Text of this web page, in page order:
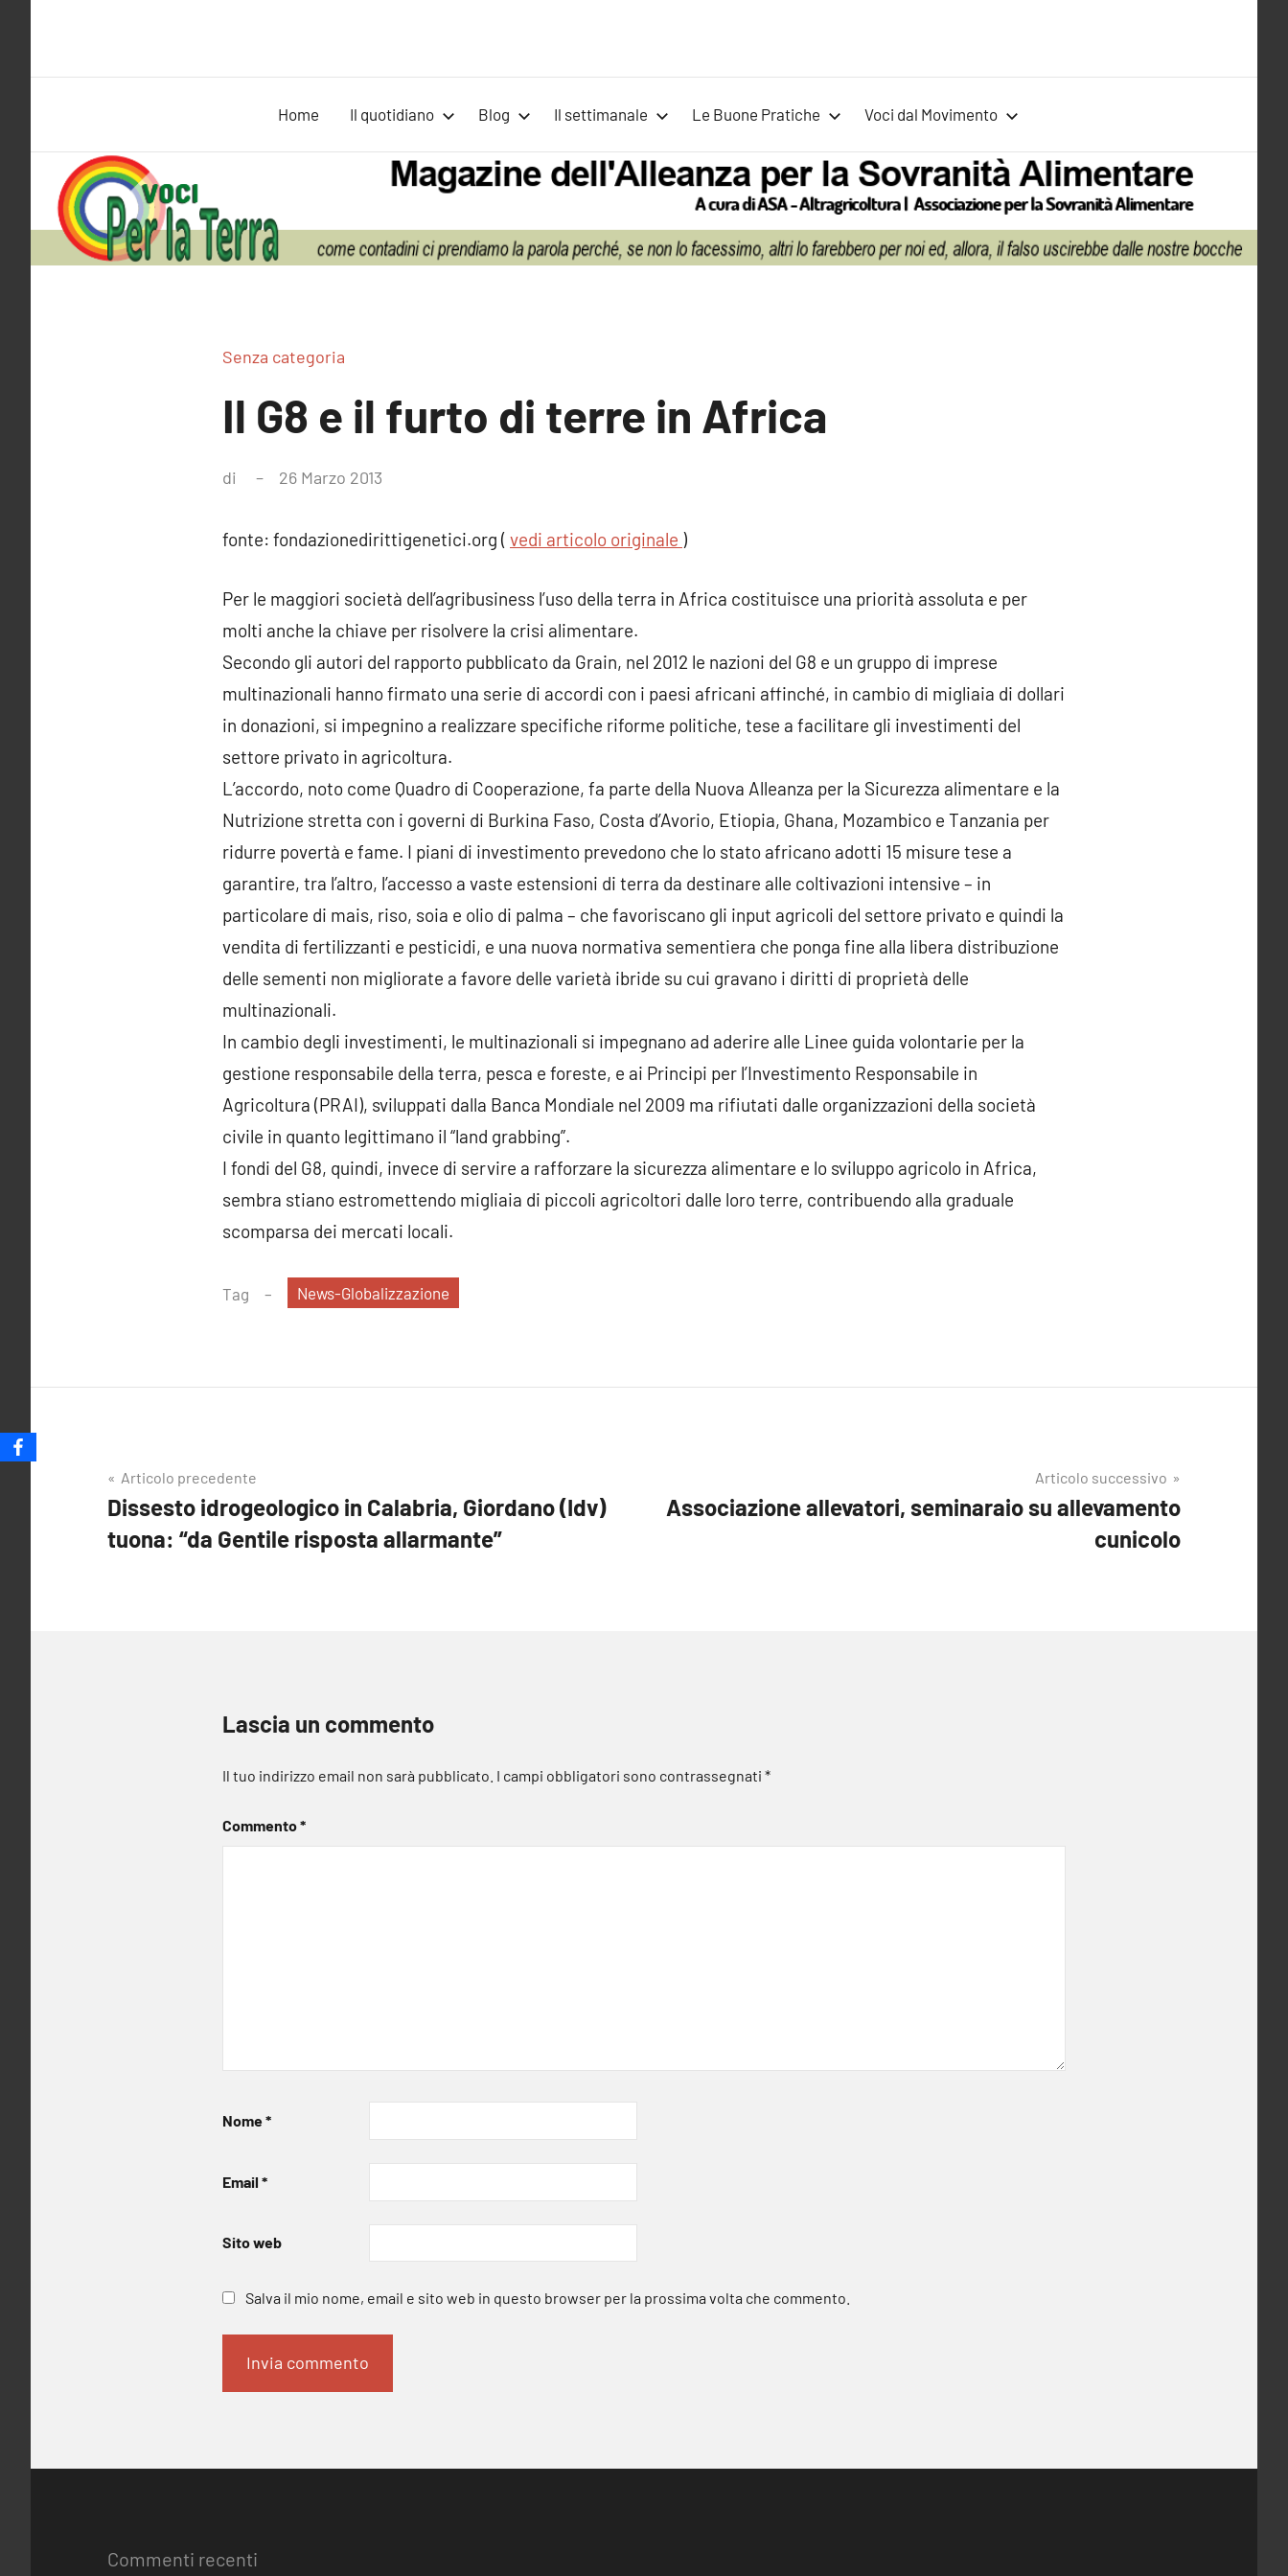
per
la
Terra
Alleanza
Sovranità
Alimentare
Home Il quotidiano Blog Il settimanale Le Buone Pratiche Voci dal Movimento
Senza categoria
Il G8 e il furto di terre in Africa
di 26 Marzo 2013
fonte: fondazionedirittigenetici.org ( vedi articolo originale )
Per le maggiori società dell’agribusiness l’uso della terra in Africa costituisce una priorità assoluta e per
molti anche la chiave per risolvere la crisi alimentare.
Secondo gli autori del rapporto pubblicato da Grain, nel 2012 le nazioni del G8 e un gruppo di imprese
multinazionali hanno firmato una serie di accordi con i paesi africani affinché, in cambio di migliaia di dollari
in donazioni, si impegnino a realizzare specifiche riforme politiche, tese a facilitare gli investimenti del
settore privato in agricoltura.
L’accordo, noto come Quadro di Cooperazione, fa parte della Nuova Alleanza per la Sicurezza alimentare e la
Nutrizione stretta con i governi di Burkina Faso, Costa d’Avorio, Etiopia, Ghana, Mozambico e Tanzania per
ridurre povertà e fame. I piani di investimento prevedono che lo stato africano adotti 15 misure tese a
garantire, tra l’altro, l’accesso a vaste estensioni di terra da destinare alle coltivazioni intensive – in
particolare di mais, riso, soia e olio di palma – che favoriscano gli input agricoli del settore privato e quindi la
vendita di fertilizzanti e pesticidi, e una nuova normativa sementiera che ponga fine alla libera distribuzione
delle sementi non migliorate a favore delle varietà ibride su cui gravano i diritti di proprietà delle
multinazionali.
In cambio degli investimenti, le multinazionali si impegnano ad aderire alle Linee guida volontarie per la
gestione responsabile della terra, pesca e foreste, e ai Principi per l’Investimento Responsabile in
Agricoltura (PRAI), sviluppati dalla Banca Mondiale nel 2009 ma rifiutati dalle organizzazioni della società
civile in quanto legittimano il “land grabbing”.
I fondi del G8, quindi, invece di servire a rafforzare la sicurezza alimentare e lo sviluppo agricolo in Africa,
sembra stiano estromettendo migliaia di piccoli agricoltori dalle loro terre, contribuendo alla graduale
scomparsa dei mercati locali.
Tag News-Globalizzazione
Navigazione
articoli
Articolo precedente
Dissesto idrogeologico in Calabria, Giordano (Idv)
tuona: “da Gentile risposta allarmante”
Articolo successivo
Associazione allevatori, seminaraio su allevamento
cunicolo
Lascia un commento
Il tuo indirizzo email non sarà pubblicato. I campi obbligatori sono contrassegnati *
Commento*
Nome*
Email *
Sito web
Salva il mio nome, email e sito web in questo browser per la prossima volta che commento.
Commenti recenti